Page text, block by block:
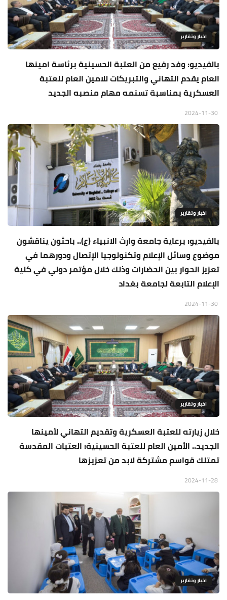
اخبار وتقارير
بالفيديو: وفد رفيع من العتبة الحسينية برئاسة امينها
العام يقدم التهاني والتبريكات للامين العام للعتبة
العسكرية بمناسبة تسنمه مهام منصبه الجديد
اخبار وتقارير
بالفيديو: برعاية جامعة وارث الانبياء (ع).. باحثون يناقشون
موضوع وسائل الإعلام وﺗﻜﻨﻮﻟﻮﺟﻴﺎ الإﺗﺼﺎل ودورﻫﻤﺎ ﻓﻲ
ﺗﻌﺰﻳز اﻟﺤﻮار بين الحضارات وذلك خلال مؤتمر دولي في كلية
الإعلام التابعة لجامعة بغداد
اخبار وتقارير
خلال زيارته للعتبة العسكرية وتقديم التهاني لأمينها
الجديد.. الأمين العام للعتبة الحسينية: العتبات المقدسة
تمتلك قواسم مشتركة لابد من تعزيزها
اخبار وتقارير